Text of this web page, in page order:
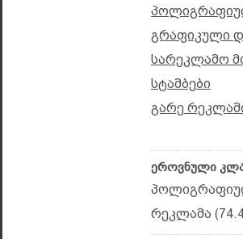
გრაფიკული
სარეკლამო
სტამბები
გარე
ეროვნული
რეკლამა